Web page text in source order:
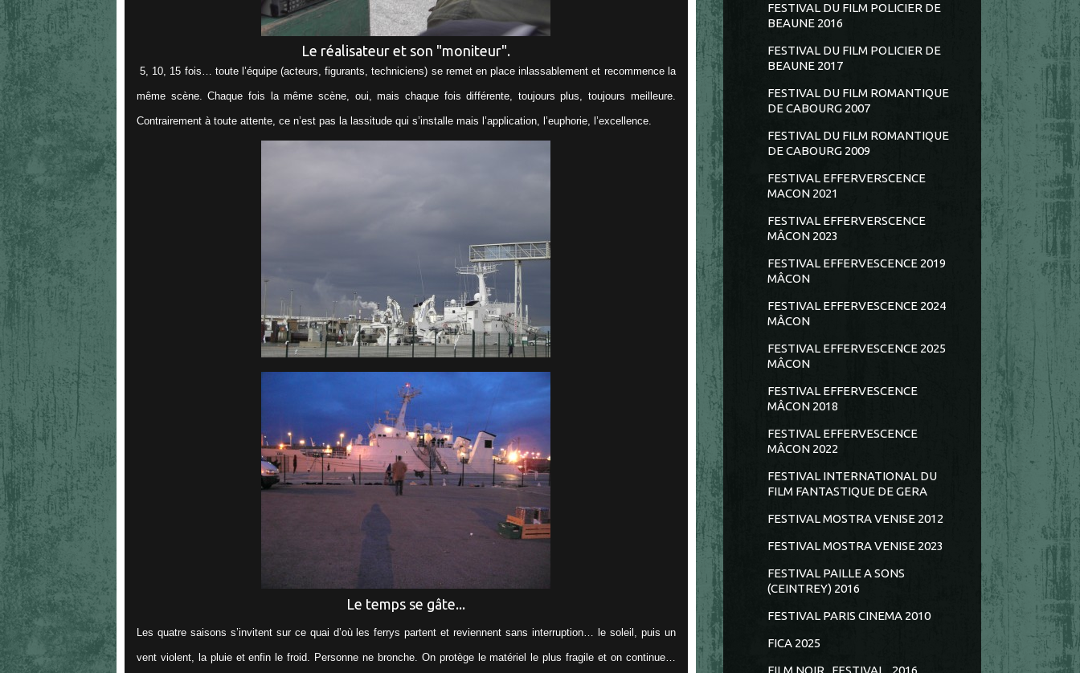
Le réalisateur et son "moniteur".
5, 10, 15 fois… toute l’équipe (acteurs, figurants, techniciens) se remet en place inlassablement et recommence la
même scène. Chaque fois la même scène, oui, mais chaque fois différente, toujours plus, toujours meilleure.
Contrairement à toute attente, ce n’est pas la lassitude qui s’installe mais l’application, l’euphorie, l’excellence.
Le temps se gâte...
Les quatre saisons s’invitent sur ce quai d’où les ferrys partent et reviennent sans interruption… le soleil, puis un
vent violent, la pluie et enfin le froid. Personne ne bronche. On protège le matériel le plus fragile et on continue…
FESTIVAL DU FILM POLICIER DE
BEAUNE 2016
FESTIVAL DU FILM POLICIER DE
BEAUNE 2017
FESTIVAL DU FILM ROMANTIQUE
DE CABOURG 2007
FESTIVAL DU FILM ROMANTIQUE
DE CABOURG 2009
FESTIVAL EFFERVERSCENCE
MACON 2021
FESTIVAL EFFERVERSCENCE
MÂCON 2023
FESTIVAL EFFERVESCENCE 2019
MÂCON
FESTIVAL EFFERVESCENCE 2024
MÂCON
FESTIVAL EFFERVESCENCE 2025
MÂCON
FESTIVAL EFFERVESCENCE
MÂCON 2018
FESTIVAL EFFERVESCENCE
MÂCON 2022
FESTIVAL INTERNATIONAL DU
FILM FANTASTIQUE DE GERA
FESTIVAL MOSTRA VENISE 2012
FESTIVAL MOSTRA VENISE 2023
FESTIVAL PAILLE A SONS
(CEINTREY) 2016
FESTIVAL PARIS CINEMA 2010
FICA 2025